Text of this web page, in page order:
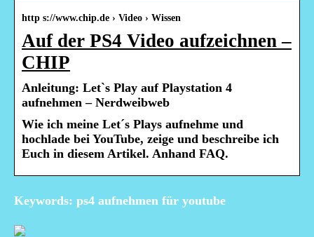
http s://www.chip.de › Video › Wissen
Auf der PS4 Video aufzeichnen –
CHIP
Anleitung: Let`s Play auf Playstation 4
aufnehmen – Nerdweibweb
Wie ich meine Let´s Plays aufnehme und
hochlade bei YouTube, zeige und beschreibe ich
Euch in diesem Artikel. Anhand FAQ.
Keywords: ps4 aufnehmen für youtube